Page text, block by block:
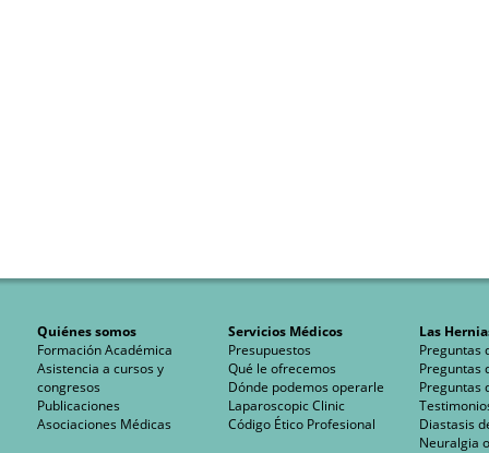
Quiénes somos
Formación Académica
Asistencia a cursos y
congresos
Publicaciones
Asociaciones Médicas
Servicios Médicos
Presupuestos
Qué le ofrecemos
Dónde podemos operarle
Laparoscopic Clinic
Código Ético Profesional
Las
Preguntas
Preguntas
Preguntas
Diastasis
Neuralgia